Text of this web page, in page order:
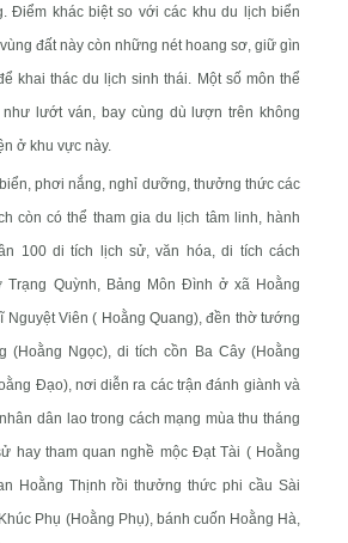
Điểm khác biệt so với các khu du lịch biển
đất này còn những nét hoang sơ, giữ gìn
khai thác du lịch sinh thái. Một số môn thể
như lướt ván, bay cùng dù lượn trên không
ở khu vực này.
phơi nắng, nghỉ dưỡng, thưởng thức các
còn có thể tham gia du lịch tâm linh, hành
100 di tích lịch sử, văn hóa, di tích cách
Quỳnh, Bảng Môn Đình ở xã Hoằng
Nguyệt Viên ( Hoằng Quang), đền thờ tướng
(Hoằng Ngọc), di tích cồn Ba Cây (Hoằng
Đạo), nơi diễn ra các trận đánh giành và
dân lao trong cách mạng mùa thu tháng
hay tham quan nghề mộc Đạt Tài ( Hoằng
Hoằng Thịnh rồi thưởng thức phi cầu Sài
Phụ (Hoằng Phụ), bánh cuốn Hoằng Hà,